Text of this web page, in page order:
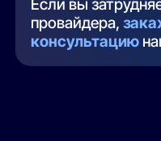
Если вы
провайдера,
консультацию